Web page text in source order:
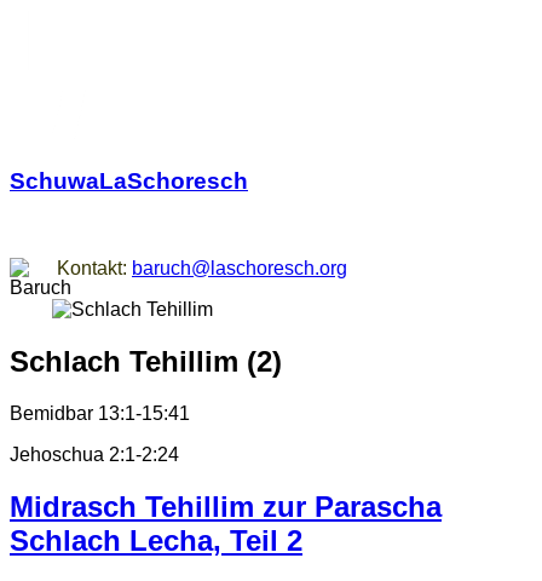
SchuwaLaSchoresch
Kontakt: baruch@laschoresch.org
Schlach Tehillim (2)
Bemidbar 13:1-15:41
Jehoschua 2:1-2:24
Midrasch Tehillim zur Parascha
Schlach Lecha, Teil 2